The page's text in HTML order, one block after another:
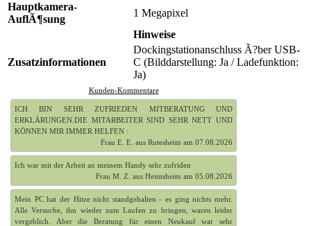
Hauptkamera-
AuflÃ¶sung
1 Megapixel
Hinweise
Zusatzinformationen
Dockingstationanschluss Ã?ber USB-
C (Bilddarstellung: Ja / Ladefunktion:
Ja)
Kunden-Kommentare
ICH BIN SEHR ZUFRIEDEN MITBERATUNG UND
ERKLÄRUNGEN.DIE MITARBEITER SIND SEHR NETT UND
KÖNNEN MIR IMMER HELFEN :
Frau E. E. aus Rutesheim am 07.08.2026
Ich war mit der Arbeit an meinem Handy sehr zufriden
Frau M. Z. aus Heimsheim am 05.08.2026
Mein PC hat der Hitze nicht standgehalten - es ging nichts mehr.
Alle Versuche, ihn wieder zum Laufen zu bringen, waren leider
vergeblich. Aber die Beratung für einen Neukauf war sehr